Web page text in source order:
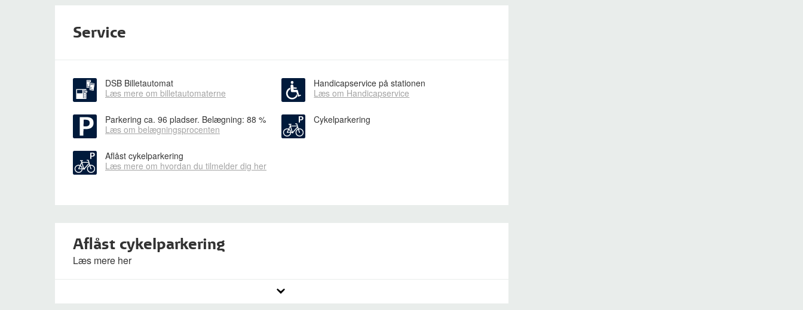
Service
DSB Billetautomat
Læs mere om billetautomaterne
Handicapservice på stationen
Læs om Handicapservice
Parkering ca. 96 pladser. Belægning: 88 %
Læs om belægningsprocenten
Cykelparkering
Aflåst cykelparkering
Læs mere om hvordan du tilmelder dig her
Aflåst cykelparkering
Læs mere her